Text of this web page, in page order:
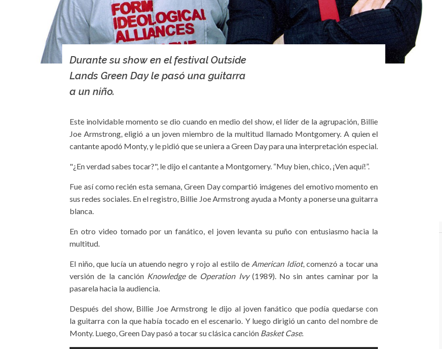
Durante su show en el festival Outside
Lands Green Day le pasó una guitarra
a un niño.
Este inolvidable momento se dio cuando en medio del show, el líder de la agrupación, Billie
Joe Armstrong, eligió a un joven miembro de la multitud llamado Montgomery. A quien el
cantante apodó Monty, y le pidió que se uniera a Green Day para una interpretación especial.
"¿En verdad sabes tocar?", le dijo el cantante a Montgomery. “Muy bien, chico, ¡Ven aquí!”.
Fue así como recién esta semana, Green Day compartió imágenes del emotivo momento en
sus redes sociales. En el registro, Billie Joe Armstrong ayuda a Monty a ponerse una guitarra
blanca.
En otro video tomado por un fanático, el joven levanta su puño con entusiasmo hacia la
multitud.
El niño, que lucía un atuendo negro y rojo al estilo de American Idiot, comenzó a tocar una
versión de la canción Knowledgede Operation Ivy(1989). No sin antes caminar por la
pasarela hacia la audiencia.
Después del show, Billie Joe Armstrong le dijo al joven fanático que podía quedarse con
la guitarra con la que había tocado en el escenario. Y luego dirigió un canto del nombre de
Monty. Luego, Green Day pasó a tocar su clásica canción Basket Case.